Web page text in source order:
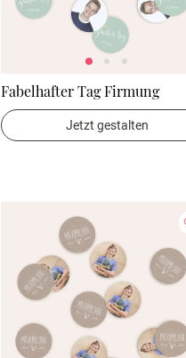
Fabelhafter Tag Firmung
Jetzt gestalten